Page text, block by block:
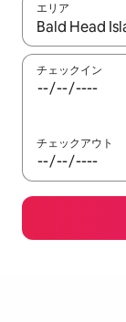
エリア
検索結果が表
チェックイン
チェックアウト